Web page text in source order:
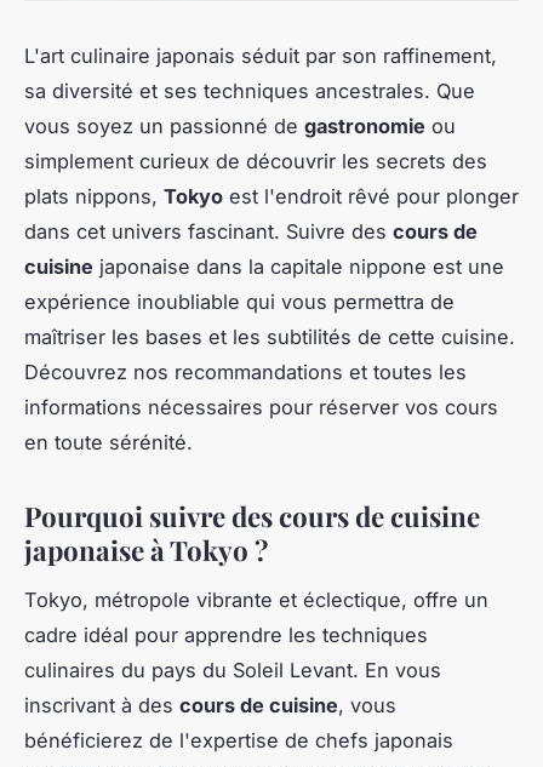
L'art culinaire japonais séduit par son raffinement,
sa diversité et ses techniques ancestrales. Que
vous soyez un passionné de gastronomie ou
simplement curieux de découvrir les secrets des
plats nippons, Tokyo est l'endroit rêvé pour plonger
dans cet univers fascinant. Suivre des cours de
cuisine japonaise dans la capitale nippone est une
expérience inoubliable qui vous permettra de
maîtriser les bases et les subtilités de cette cuisine.
Découvrez nos recommandations et toutes les
informations nécessaires pour réserver vos cours
en toute sérénité.
Pourquoi suivre des cours de cuisine
japonaise à Tokyo ?
Tokyo, métropole vibrante et éclectique, offre un
cadre idéal pour apprendre les techniques
culinaires du pays du Soleil Levant. En vous
inscrivant à des cours de cuisine, vous
bénéficierez de l'expertise de chefs japonais